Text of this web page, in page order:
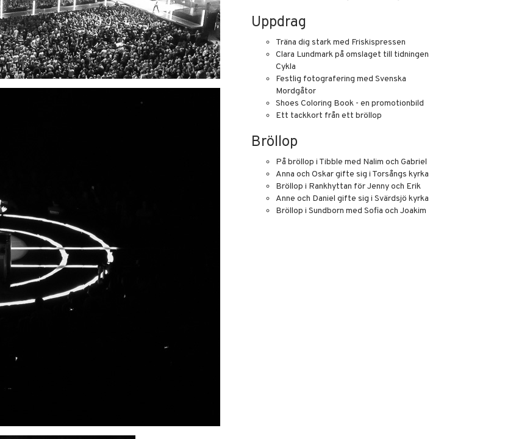
Uppdrag
Träna dig stark med Friskispressen
Clara Lundmark på omslaget till tidningen
Cykla
Festlig fotografering med Svenska
Mordgåtor
Shoes Coloring Book - en promotionbild
Ett tackkort från ett bröllop
Bröllop
På bröllop i Tibble med Nalim och Gabriel
Anna och Oskar gifte sig i Torsångs kyrka
Bröllop i Rankhyttan för Jenny och Erik
Anne och Daniel gifte sig i Svärdsjö kyrka
Bröllop i Sundborn med Sofia och Joakim